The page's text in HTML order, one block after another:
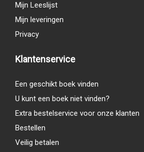
Mijn Leeslijst
Mijn leveringen
Privacy
Klantenservice
Een geschikt boek vinden
U kunt een boek niet vinden?
Extra bestelservice voor onze klanten
Bestellen
Veilig betalen